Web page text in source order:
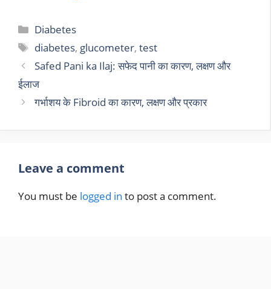
Diabetes
diabetes, glucometer,test
Safed Pani ka Ilaj: सफेद पानी का कारण, लक्षण और
ईलाज
गर्भाशय के Fibroid का कारण, लक्षण और प्रकार
Leave a comment
You must be logged in to post a comment.